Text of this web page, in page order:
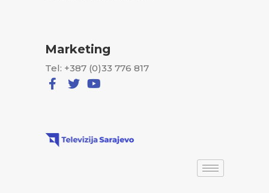
Marketing
Tel: +387 (0)33 776 817